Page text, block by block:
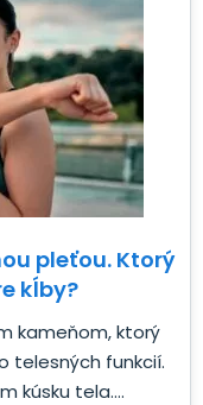
pleťou. Ktorý
kĺby?
kameňom, ktorý
telesných funkcií.
kúsku tela....